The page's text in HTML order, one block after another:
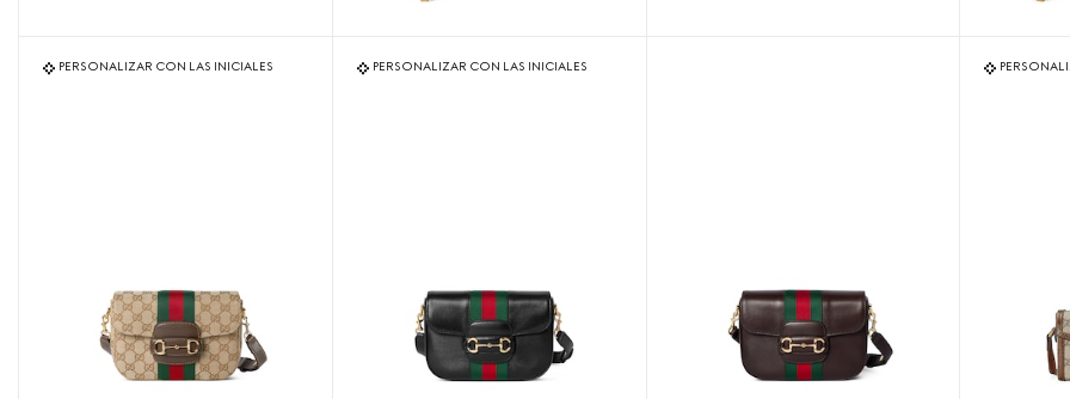
PERSONALIZAR CON LAS INICIALES PERSONALIZAR CON LAS INICIALES